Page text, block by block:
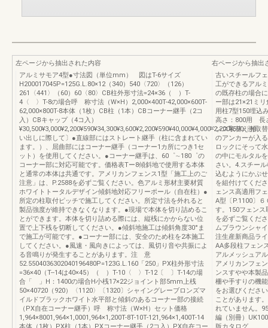
左ページから抽出された内容
アルミサモア4型●寸法図（単位mm） 図はT-6サイズ
H200017045P=125G.L.80×12（340）540〈720〉（126）
261〈441〉（60）60〈80〉CB柱外形寸法=24×36（ ）T-
4〈 〉T-8の場合呼 称寸法（W×H）2,000×400T-42,000×600T-
62,000×800T-8本体（1枚）CB柱（1本）CBコーナー継手（2コ
入）CBキャップ（4コ入）
¥30,500¥3,000¥2,200¥590¥34,300¥3,600¥2,200¥590¥40,000¥4,000¥2,200¥590〔拾
い出しに際して〕●直線部にはストレート継手（柱に含まれてい
ます。）、屈曲部にはコーナー継手（コーナー1カ所につき1セ
ット）を使用してください。●コーナー継手は、60゜∼180゜の
コーナー部に対応可能です。価格表Tー8傾斜地で使用する本体
と通常の本体は共通です。アメリカンフェンス1型「施工上のご
注意」は、P.2588を必ずご覧ください。色アルミ形材主要材質
ホワイトトータルデザイン傾斜地対応フリーポール（自在柱）●
所定の柱取付ピッチで施工してください。所定寸法を外れると
製品強度が維持できなくなります。●現場で本体を切り詰めるこ
とができます。本体を切り詰める際には、縦桟にかからない位
置で上下桟を切断してください。●傾斜地施工は傾斜角度30°ま
で施工が可能です。●コーナー部には、安全のため柱を2本施工
してください。●風速・風向きによっては、風切り音や共振によ
る音鳴りが発生することがあります。注 意
52.5504036302040196480P=123G.L.160「250」PX柱外形寸法
=36×40（T--14は40×45）（ ）T-10〈 〉T-12〔 〕T-14の場
合「 」H：1400の場合H小桟17×22ジョイント部5mm上桟
50×40720（920）〈1120〉〔1320〕シャイングレーブロンズマ
イルドブラックホワイト水平部と傾斜のあるコーナー部の接続
（PX自在コーナー継手）呼 称寸法（W×H）セット価格
1,964×8001,964×1,0001,964×1,200T-8T-10T-121,964×1,400T-14
本体（1枚）PX柱（1本）PXコーナー継手（2コ入）PX自在コー
右ページから抽出
古いスチールフ
工ができるアル
の既存柱の場合
ー部は21×21ミ
用柱7型150埋込
高さ：800用 長
ンス取替え例取
のアンカーが入
ロックにそって
の中にモルタル
さい。4.スチー
込むようにかぶ
を組付けてくだ
ェンス高適用フ
A型〔P.1100〕
す。150フェンス
を必ずご覧くだ
ムブラウンシャ
注生産新商品ラ
AA多段柱フェン
アルメッシュア
アメリカンフェ
ンスすやや本製
柵や手すりの機
をお選びくださ
ことがあります
れていません。
編（別冊）
版カタログ